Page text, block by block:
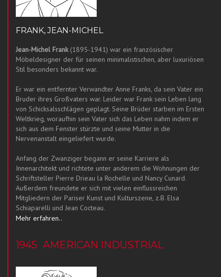
FRANK, JEAN-MICHEL
Jean-Michel Frank(1895-1941) war ein französischer
Möbeldesigner der für seinen minimalistischen, aber luxuriösen
Stil besonders bekannt war.
Er war ein entfernter Verwandter Anne Franks, da sein Vater ein
Bruder ihres Großvaters war. Leider war Frank sein Leben lang
von Schicksalsschlägen geplagt. Seine Brüder starben im Ersten
Weltkrieg, woraufhin sein Vater sich das Leben nahm indem er
sich aus dem Fenster stürzte und seine Mutter in die
Nervenanstalt eingeliefert wurde.
Anfang der Zwanziger begann er seine Karriere als
Innenarchitekt und richtete unter anderem die Wohnungen der
Schriftsteller Pierre Drieau la Rochelle und Nancy Cunard.
Außerdem freundete er sich mit vielen einflussreichen
Mitgliedern der Pariser Kunst und Kulturszene, z.B. Elsa
Schiaparelli und Jean Cocteau.
Mehr erfahren..
1945 AMERICAN INDUSTRIAL